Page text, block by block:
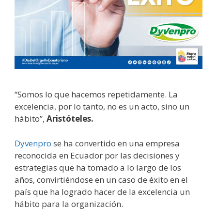
“Somos lo que hacemos repetidamente. La
excelencia, por lo tanto, no es un acto, sino un
hábito”, Aristóteles.
Dyvenpro se ha convertido en una empresa
reconocida en Ecuador por las decisiones y
estrategias que ha tomado a lo largo de los
años, convirtiéndose en un caso de éxito en el
país que ha logrado hacer de la excelencia un
hábito para la organización.